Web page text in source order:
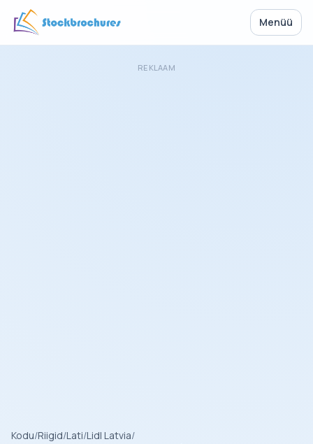
Menüü
REKLAAM
Kodu/Riigid/Lati/Lidl Latvia/